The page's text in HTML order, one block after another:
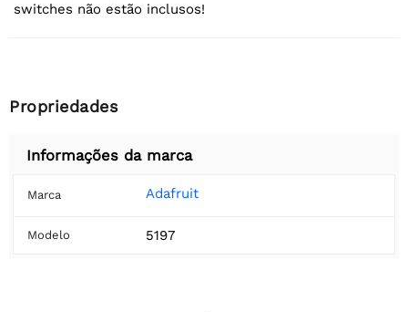
switches não estão inclusos!
Propriedades
Informações da marca
Marca Adafruit
Modelo 5197